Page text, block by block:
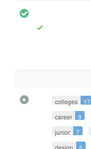
colleges 17
career
9
junior
7
design
5